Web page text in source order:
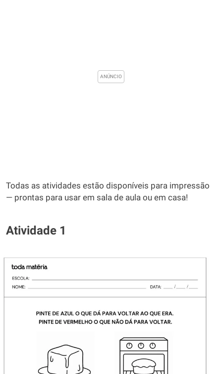
Todas as atividades estão disponíveis para impressão
— prontas para usar em sala de aula ou em casa!
Atividade 1